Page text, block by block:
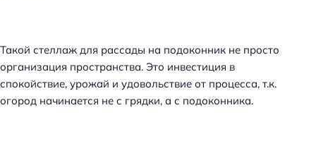
Такой стеллаж для рассады на подоконник не просто
организация пространства. Это инвестиция в
спокойствие, урожай и удовольствие от процесса, т.к.
огород начинается не с грядки, а с подоконника.